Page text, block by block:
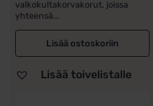
valkokultakorvakorut, joissa
yhteensä...
Lisää ostoskoriin
Lisää toivelistalle